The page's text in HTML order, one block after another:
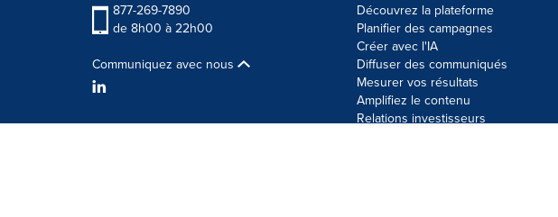
877-269-7890
de 8h00 à 22h00
Communiquez avec nous
Découvrez la plateforme
Planifier des campagnes
Créer avec l'IA
Diffuser des communiqués
Mesurer vos résultats
Amplifiez le contenu
Relations investisseurs